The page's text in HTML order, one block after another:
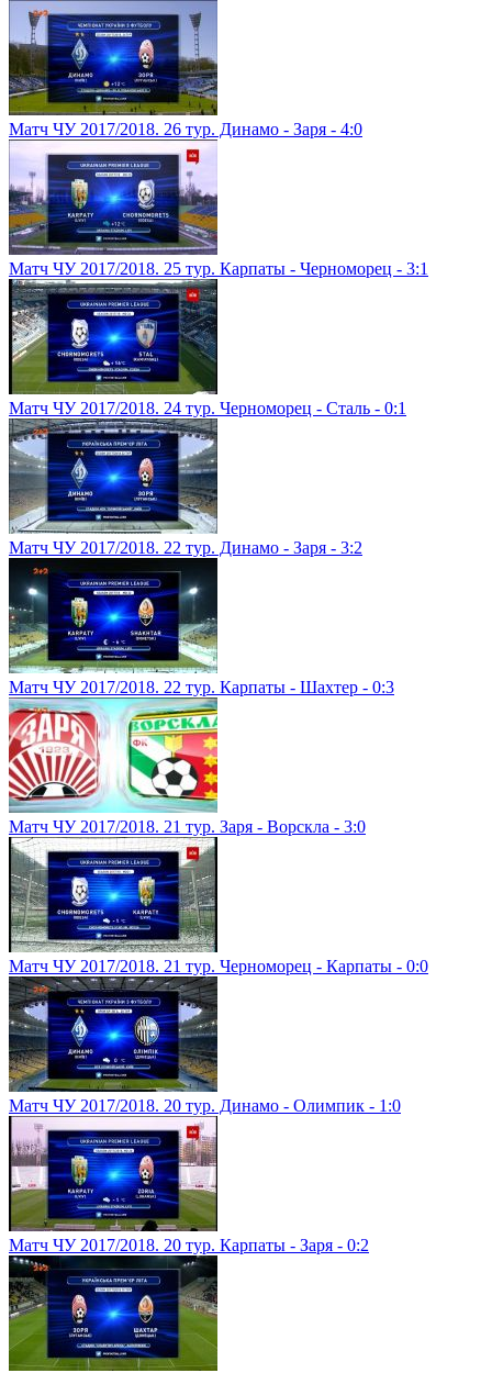
Матч ЧУ 2017/2018. 26 тур. Динамо - Заря - 4:0
Матч ЧУ 2017/2018. 25 тур. Карпаты - Черноморец - 3:1
Матч ЧУ 2017/2018. 24 тур. Черноморец - Сталь - 0:1
Матч ЧУ 2017/2018. 22 тур. Динамо - Заря - 3:2
Матч ЧУ 2017/2018. 22 тур. Карпаты - Шахтер - 0:3
Матч ЧУ 2017/2018. 21 тур. Заря - Ворскла - 3:0
Матч ЧУ 2017/2018. 21 тур. Черноморец - Карпаты - 0:0
Матч ЧУ 2017/2018. 20 тур. Динамо - Олимпик - 1:0
Матч ЧУ 2017/2018. 20 тур. Карпаты - Заря - 0:2